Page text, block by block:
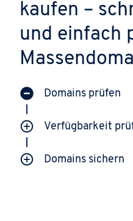
kaufen –
und einfach
Domains prüfen
Verfügbarkeit
Domains sichern